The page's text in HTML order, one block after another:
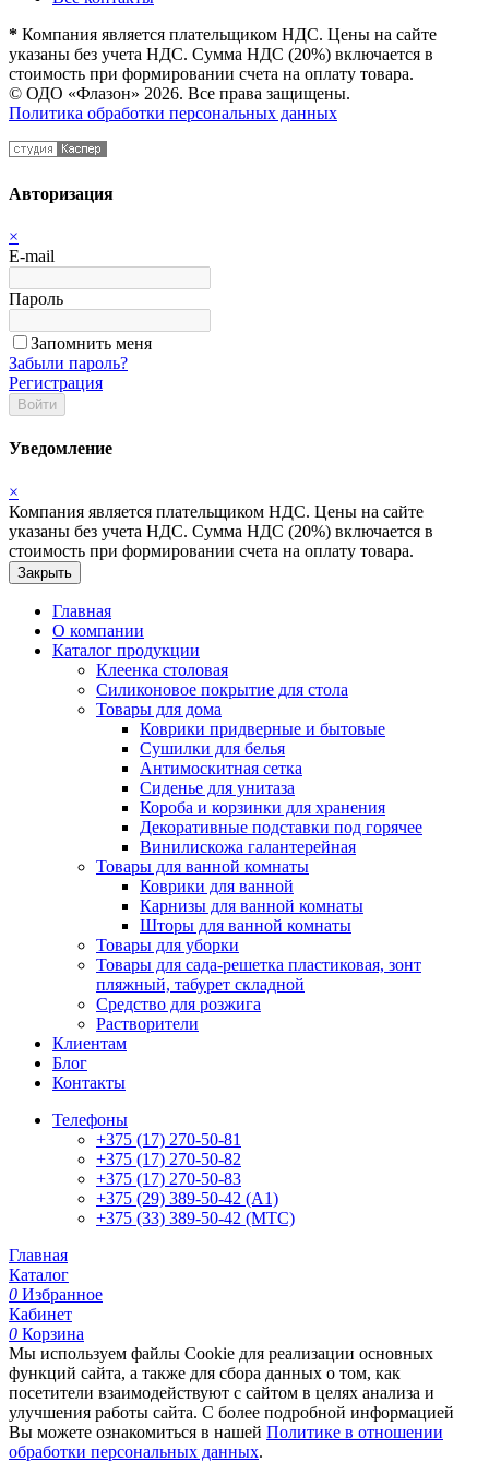
* Компания является плательщиком НДС. Цены на сайте
указаны без учета НДС. Сумма НДС (20%) включается в
стоимость при формировании счета на оплату товара.
© ОДО «Флазон» 2026. Все права защищены.
Политика обработки персональных данных
Авторизация
×
E-mail
Пароль
Запомнить меня
Забыли пароль?
Регистрация
Войти
Уведомление
×
Компания является плательщиком НДС. Цены на сайте
указаны без учета НДС. Сумма НДС (20%) включается в
стоимость при формировании счета на оплату товара.
Закрыть
Главная
О компании
Каталог продукции
Клеенка столовая
Силиконовое покрытие для стола
Товары для дома
Коврики придверные и бытовые
Сушилки для белья
Антимоскитная сетка
Сиденье для унитаза
Короба и корзинки для хранения
Декоративные подставки под горячее
Винилискожа галантерейная
Товары для ванной комнаты
Коврики для ванной
Карнизы для ванной комнаты
Шторы для ванной комнаты
Товары для уборки
Товары для сада-решетка пластиковая, зонт
пляжный, табурет складной
Средство для розжига
Растворители
Клиентам
Блог
Контакты
Телефоны
+375 (17) 270-50-81
+375 (17) 270-50-82
+375 (17) 270-50-83
+375 (29) 389-50-42 (А1)
+375 (33) 389-50-42 (МТС)
Главная
Каталог
0 Избранное
Кабинет
0 Корзина
Мы используем файлы Cookie для реализации основных
функций сайта, а также для сбора данных о том, как
посетители взаимодействуют с сайтом в целях анализа и
улучшения работы сайта. С более подробной информацией
Вы можете ознакомиться в нашей Политике в отношении
обработки персональных данных.